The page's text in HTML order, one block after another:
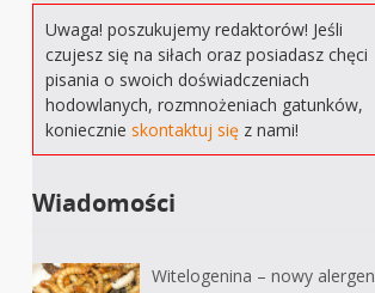
Uwaga! poszukujemy redaktorów! Jeśli
czujesz się na siłach oraz posiadasz chęci
pisania o swoich doświadczeniach
hodowlanych, rozmnożeniach gatunków,
koniecznieskontaktuj się z nami!
Wiadomości
Witelogenina – nowy alergen